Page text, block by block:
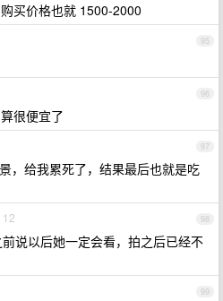
买价格也就 1500-2000
95
96
很便宜了
97
，给我累死了，结果最后也就是吃
98
12
说以后她一定会看，拍之后已经不
99